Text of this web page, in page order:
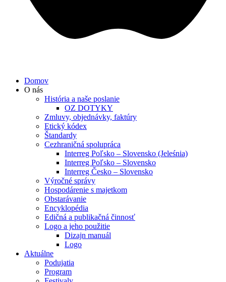
Domov
O nás
História a naše poslanie
OZ DOTYKY
Zmluvy, objednávky, faktúry
Etický kódex
Štandardy
Cezhraničná spolupráca
Interreg Poľsko – Slovensko (Jeleśnia)
Interreg Poľsko – Slovensko
Interreg Česko – Slovensko
Výročné správy
Hospodárenie s majetkom
Obstarávanie
Encyklopédia
Edičná a publikačná činnosť
Logo a jeho použitie
Dizajn manuál
Logo
Aktuálne
Podujatia
Program